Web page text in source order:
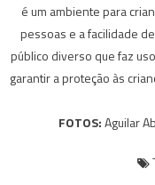
é um ambiente para
pessoas e a facilidade
público diverso que faz
garantir a proteção às
FOTOS:Aguilar